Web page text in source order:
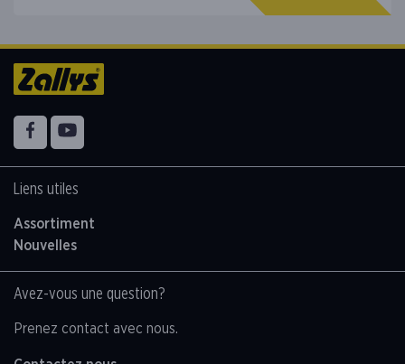
Suiver nous sur
Facebook
Liens utiles
Assortiment
Nouvelles
Avez-vous une question?
Prenez contact avec nous.